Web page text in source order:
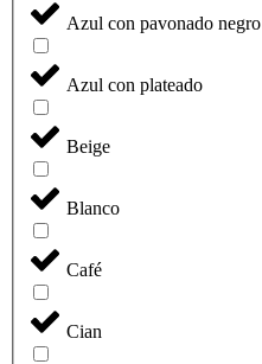
Azul con pavonado negro
Azul con plateado
Beige
Blanco
Café
Cian